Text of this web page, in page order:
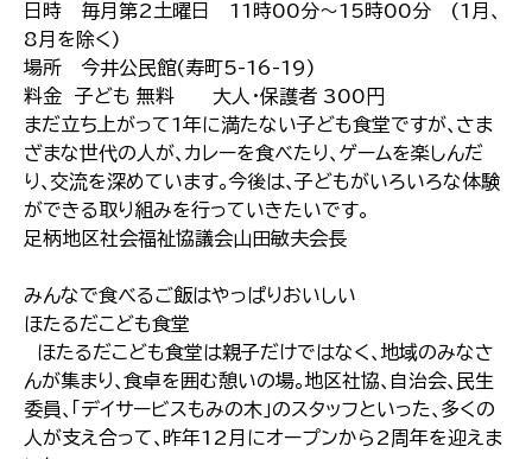
日時 毎月第2土曜日 11時00分～15時00分 (1月､
8月を除く)
場所 今井公民館(寿町5-16-19)
料金 子ども 無料 大人･保護者 300円
まだ立ち上がって1年に満たない子ども食堂ですが､さま
ざまな世代の人が､カレーを食べたり､ゲームを楽しんだ
り､交流を深めています｡今後は､子どもがいろいろな体験
ができる取り組みを行っていきたいです｡
足柄地区社会福祉協議会山田敏夫会長
みんなで食べるご飯はやっぱりおいしい
ほたるだこども食堂
ほたるだこども食堂は親子だけではなく､地域のみなさ
んが集まり､食卓を囲む憩いの場｡地区社協､自治会､民生
委員､｢デイサービスもみの木｣のスタッフといった､多くの
人が支え合って､昨年12月にオープンから2周年を迎えま